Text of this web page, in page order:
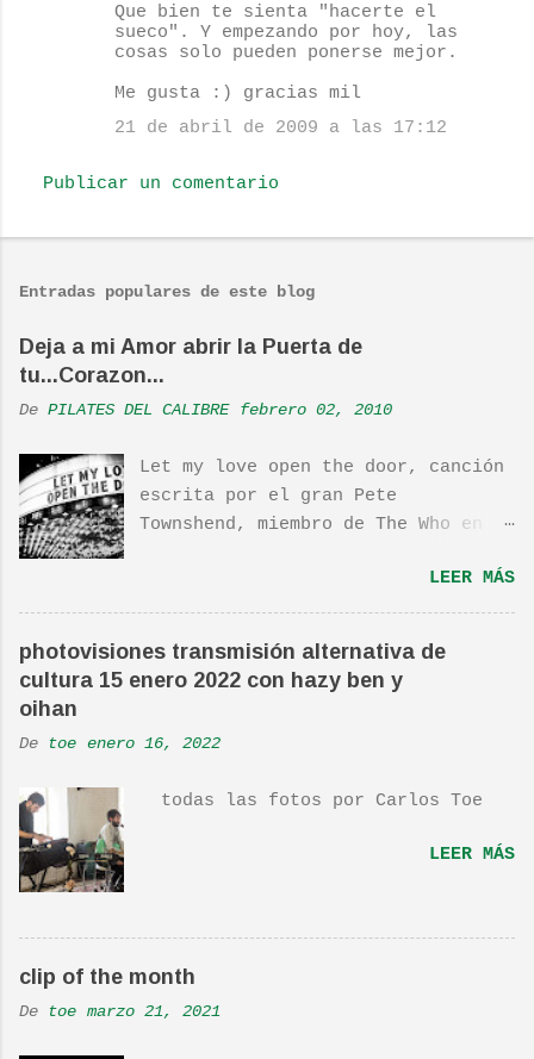
a
o
Que bien te sienta "hacerte el
sueco". Y empezando por hoy, las
cosas solo pueden ponerse mejor.
Me gusta :) gracias mil
21 de abril de 2009 a las 17:12
Publicar un comentario
Entradas populares de este blog
Deja a mi Amor abrir la Puerta de
tu...Corazon...
De PILATES DEL CALIBRE febrero 02, 2010
Let my love open the door, canción
escrita por el gran Pete
Townshend, miembro de The Who en
Glass, del mismo año, y que llego
a estar en el top 10. La cancion
es deliciosa de por si, de hecho
ha sido versionada cienes y cienes
de veces. Aquí os dejo el vídeo de
ver una estupenda película llamada
por TOE hace unos posts.Yo también
os la recomiendo. En una escena de
magnifica Per-Versión de este tema
de Townshend. PINCHA AQUÍ Y LA
LEER MÁS
photovisiones transmisión alternativa de
cultura 15 enero 2022 con hazy ben y
oihan
De toe enero 16, 2022
todas las fotos por Carlos Toe
LEER MÁS
clip of the month
De toe marzo 21, 2021